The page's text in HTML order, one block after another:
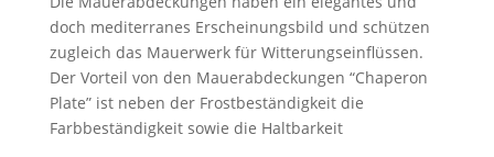
doch mediterranes Erscheinungsbild und schützen
zugleich das Mauerwerk für Witterungseinflüssen.
Der Vorteil von den Mauerabdeckungen “Chaperon
Plate” ist neben der Frostbeständigkeit die
Farbbeständigkeit sowie die Haltbarkeit